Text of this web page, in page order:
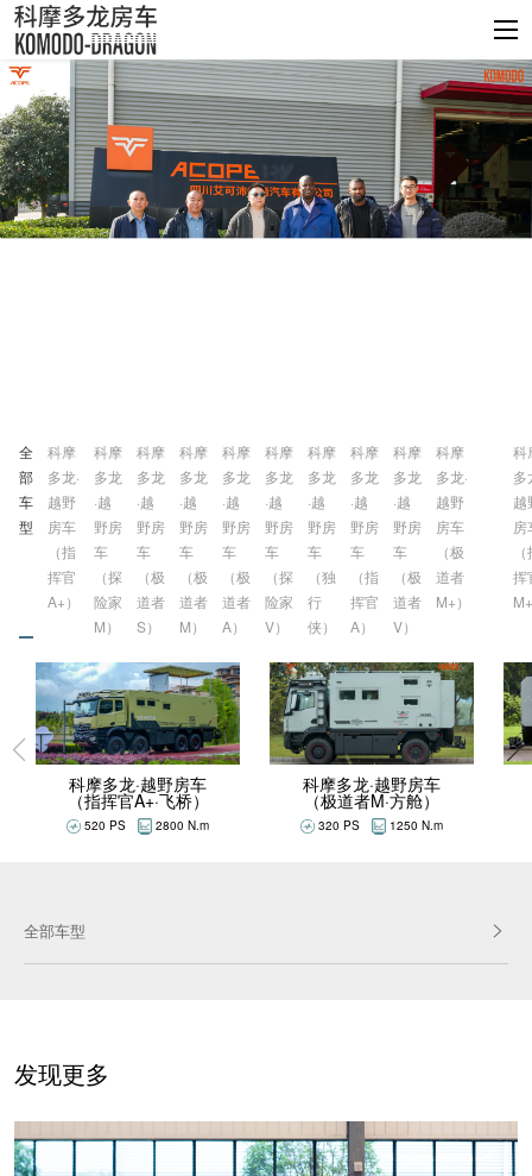
全
部
车
型
科摩
多龙·
越野
房车
（指
挥官
A+）
科摩
多龙
·越
野房
车
（探
险家
M）
科摩
多龙
·越
野房
车
（极
道者
S）
科摩
多龙
·越
野房
车
（极
道者
M）
科摩
多龙
·越
野房
车
（极
道者
A）
科摩
多龙
·越
野房
车
（探
险家
V）
科摩
多龙
·越
野房
车
（独
行
侠）
科摩
多龙
·越
野房
车
（指
挥官
A）
科摩
多龙
·越
野房
车
（极
道者
V）
科摩
多龙·
越野
房车
（极
道者
M+）
科
多
越
房
挥
科摩多龙·越野房车
（指挥官A+·飞桥）
520 PS 2800 N.m
科摩多龙·越野房车
（极道者M·方舱）
320 PS 1250 N.m
全部车型
发现更多